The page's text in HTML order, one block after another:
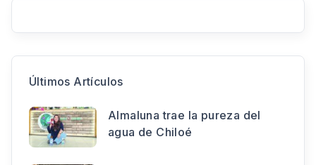
Últimos Artículos
Almaluna trae la pureza del
agua de Chiloé